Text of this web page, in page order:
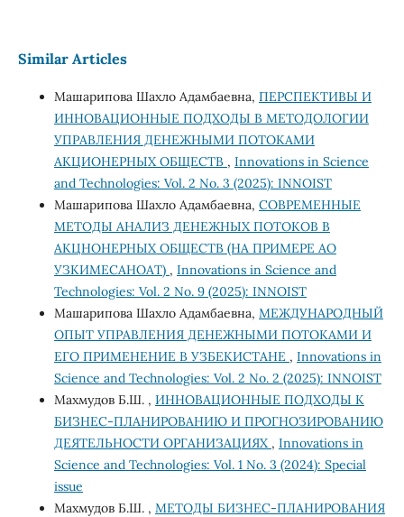
Similar Articles
Машарипова Шахло Адамбаевна, ПЕРСПЕКТИВЫ И
ИННОВАЦИОННЫЕ ПОДХОДЫ В МЕТОДОЛОГИИ
УПРАВЛЕНИЯ ДЕНЕЖНЫМИ ПОТОКАМИ
АКЦИОНЕРНЫХ ОБЩЕСТВ , Innovations in Science
and Technologies: Vol. 2 No. 3 (2025): INNOIST
Машарипова Шахло Адамбаевна, СОВРЕМЕННЫЕ
МЕТОДЫ АНАЛИЗ ДЕНЕЖНЫХ ПОТОКОВ В
АКЦНОНЕРНЫХ ОБЩЕСТВ (НА ПРИМЕРЕ АО
УЗКИМЕСАНОАТ) , Innovations in Science and
Technologies: Vol. 2 No. 9 (2025): INNOIST
Машарипова Шахло Адамбаевна, МЕЖДУНАРОДНЫЙ
ОПЫТ УПРАВЛЕНИЯ ДЕНЕЖНЫМИ ПОТОКАМИ И
ЕГО ПРИМЕНЕНИЕ В УЗБЕКИСТАНЕ , Innovations in
Science and Technologies: Vol. 2 No. 2 (2025): INNOIST
Махмудов Б.Ш. , ИННОВАЦИОННЫЕ ПОДХОДЫ К
БИЗНЕС-ПЛАНИРОВАНИЮ И ПРОГНОЗИРОВАНИЮ
ДЕЯТЕЛЬНОСТИ ОРГАНИЗАЦИЯХ , Innovations in
Science and Technologies: Vol. 1 No. 3 (2024): Special
issue
Махмудов Б.Ш. , МЕТОДЫ БИЗНЕС-ПЛАНИРОВАНИЯ